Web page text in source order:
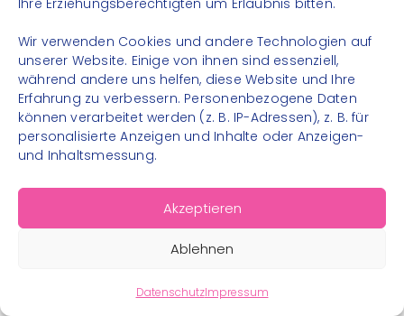
Ihre Erziehungsberechtigten um Erlaubnis bitten.
Wir verwenden Cookies und andere Technologien auf
unserer Website. Einige von ihnen sind essenziell,
während andere uns helfen, diese Website und Ihre
Erfahrung zu verbessern. Personenbezogene Daten
können verarbeitet werden (z. B. IP-Adressen), z. B. für
personalisierte Anzeigen und Inhalte oder Anzeigen-
und Inhaltsmessung.
Akzeptieren
Ablehnen
DatenschutzImpressum
Instagram
Facebook
© 2026 – Bewegungsland Steiermark gGmbH - Alle